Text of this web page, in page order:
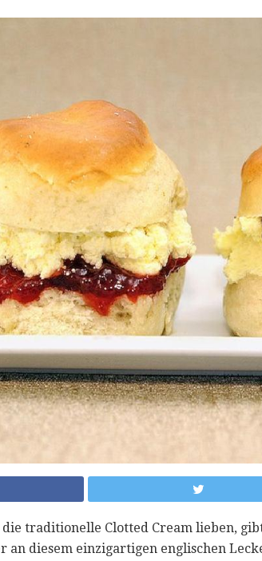
traditionelle Clotted Cream lieben,
an diesem einzigartigen englischen